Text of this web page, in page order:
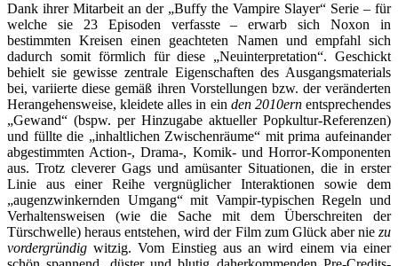
Dank ihrer Mitarbeit an der „Buffy the Vampire Slayer“ Serie – für
welche sie 23 Episoden verfasste – erwarb sich Noxon in
bestimmten Kreisen einen geachteten Namen und empfahl sich
dadurch somit förmlich für diese „Neuinterpretation“. Geschickt
behielt sie gewisse zentrale Eigenschaften des Ausgangsmaterials
bei, variierte diese gemäß ihren Vorstellungen bzw. der veränderten
Herangehensweise, kleidete alles in ein den 2010ernentsprechendes
„Gewand“ (bspw. per Hinzugabe aktueller Popkultur-Referenzen)
und füllte die „inhaltlichen Zwischenräume“ mit prima aufeinander
abgestimmten Action-, Drama-, Komik- und Horror-Komponenten
aus. Trotz cleverer Gags und amüsanter Situationen, die in erster
Linie aus einer Reihe vergnüglicher Interaktionen sowie dem
„augenzwinkernden Umgang“ mit Vampir-typischen Regeln und
Verhaltensweisen (wie die Sache mit dem Überschreiten der
Türschwelle) heraus entstehen, wird der Film zum Glück aber nie zu
vordergründig witzig. Vom Einstieg aus an wird einem via einer